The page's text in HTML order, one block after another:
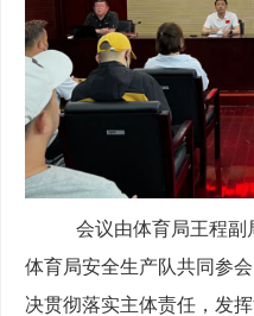
会议由体育局王程副
体育局安全生产队共同参
决贯彻落实主体责任，发